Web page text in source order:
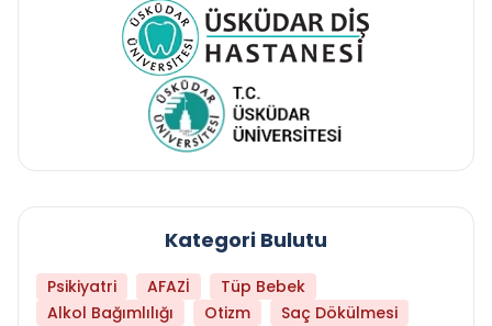
Kategori Bulutu
Psikiyatri AFAZİ
Tüp Bebek
Alkol Bağımlılığı
Otizm
Saç Dökülmesi